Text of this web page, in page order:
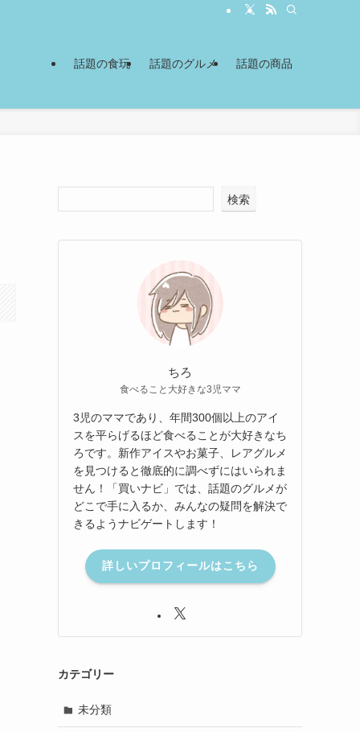
話題の食玩 話題のグルメ 話題の商品
検索
ちろ
食べること大好きな3児ママ
3児のママであり、年間300個以上のアイ
スを平らげるほど食べることが大好きなち
ろです。新作アイスやお菓子、レアグルメ
を見つけると徹底的に調べずにはいられま
せん！「買いナビ」では、話題のグルメが
どこで手に入るか、みんなの疑問を解決で
きるようナビゲートします！
詳しいプロフィールはこちら
カテゴリー
未分類